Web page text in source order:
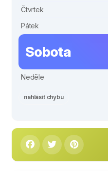
Čtvrtek
Pátek
Sobota
Neděle
nahlásit chybu